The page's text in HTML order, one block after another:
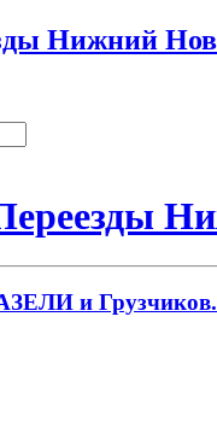
Нижний
и